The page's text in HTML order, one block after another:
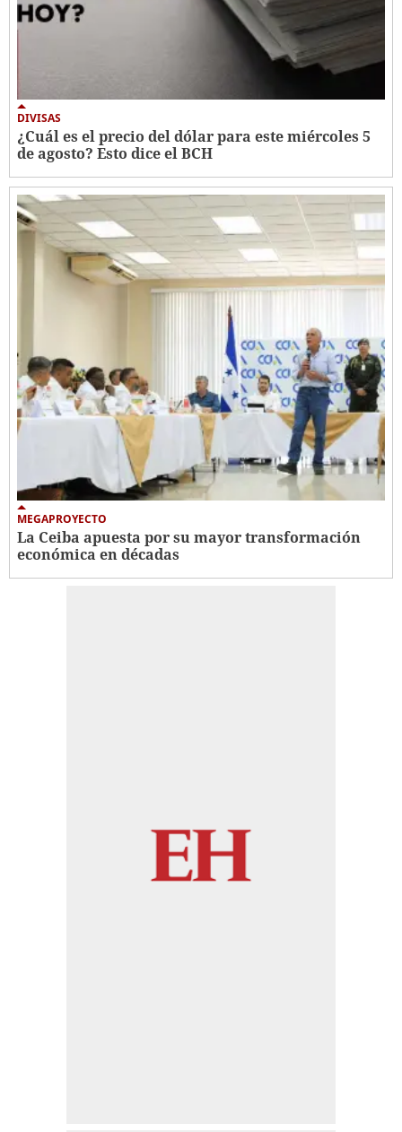
DIVISAS
¿Cuál es el precio del dólar para este miércoles 5
de agosto? Esto dice el BCH
MEGAPROYECTO
La Ceiba apuesta por su mayor transformación
económica en décadas